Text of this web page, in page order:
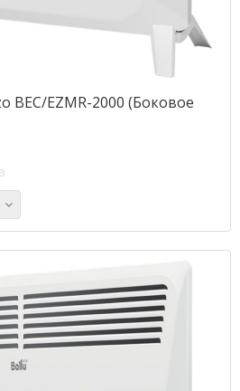
BEC/EZMR-2000 (Боковое